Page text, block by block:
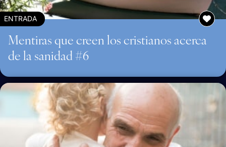
ENTRADA
Mentiras que creen los cristianos acerca
de la sanidad #6